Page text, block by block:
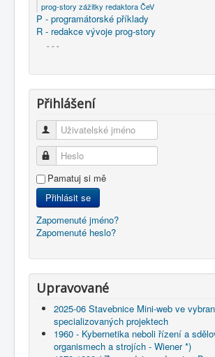
prog-story zážitky redaktora ČeV
P - programátorské příklady
R - redakce vývoje prog-story
- - -
Přihlášení
Uživatelské jméno
Heslo
Pamatuj si mě
Přihlásit se
Zapomenuté jméno?
Zapomenuté heslo?
Upravované
2025-06 Stavebnice Mini-web ve
specializovaných projektech
1960 - Kybernetika neboli řízení a
organismech a strojích - Wiener *)